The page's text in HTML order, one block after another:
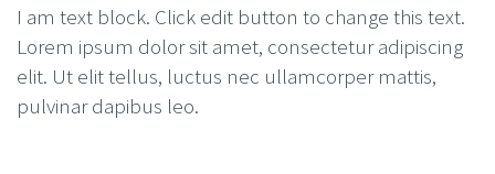
I am text block. Click edit button to change this text.
Lorem ipsum dolor sit amet, consectetur adipiscing
elit. Ut elit tellus, luctus nec ullamcorper mattis,
pulvinar dapibus leo.